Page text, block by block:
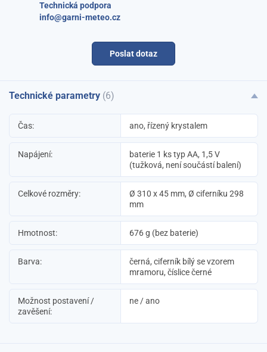
Technická podpora
info@garni-meteo.cz
Poslat dotaz
Technické parametry (6)
Čas: ano, řízený krystalem
Napájení:
baterie 1 ks typ AA, 1,5 V
(tužková, není součástí balení)
Celkové rozměry:
Ø 310 x 45 mm, Ø ciferníku 298
mm
Hmotnost: 676 g (bez baterie)
Barva:
černá, ciferník bílý se vzorem
mramoru, číslice černé
Možnost postavení /
zavěšení:
ne / ano